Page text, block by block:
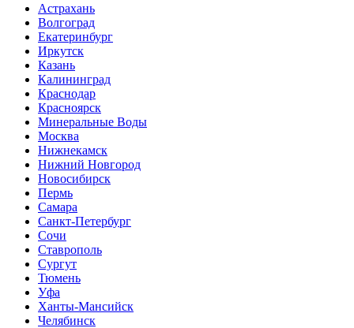
Астрахань
Волгоград
Екатеринбург
Иркутск
Казань
Калининград
Краснодар
Красноярск
Минеральные Воды
Москва
Нижнекамск
Нижний Новгород
Новосибирск
Пермь
Самара
Санкт-Петербург
Сочи
Ставрополь
Сургут
Тюмень
Уфа
Ханты-Мансийск
Челябинск